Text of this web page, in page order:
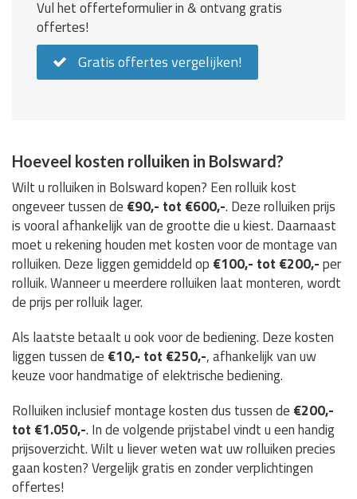
Vul het offerteformulier in & ontvang gratis
offertes!
Gratis offertes vergelijken!
Hoeveel kosten rolluiken in Bolsward?
Wilt u rolluiken in Bolsward kopen? Een rolluik kost
ongeveer tussen de €90,- tot €600,-. Deze rolluiken prijs
is vooral afhankelijk van de grootte die u kiest. Daarnaast
moet u rekening houden met kosten voor de montage van
rolluiken. Deze liggen gemiddeld op €100,- tot €200,-per
rolluik. Wanneer u meerdere rolluiken laat monteren, wordt
de prijs per rolluik lager.
Als laatste betaalt u ook voor de bediening. Deze kosten
liggen tussen de €10,- tot €250,-, afhankelijk van uw
keuze voor handmatige of elektrische bediening.
Rolluiken inclusief montage kosten dus tussen de €200,-
tot €1.050,-. In de volgende prijstabel vindt u een handig
prijsoverzicht. Wilt u liever weten wat uw rolluiken precies
gaan kosten? Vergelijk gratis en zonder verplichtingen
offertes!